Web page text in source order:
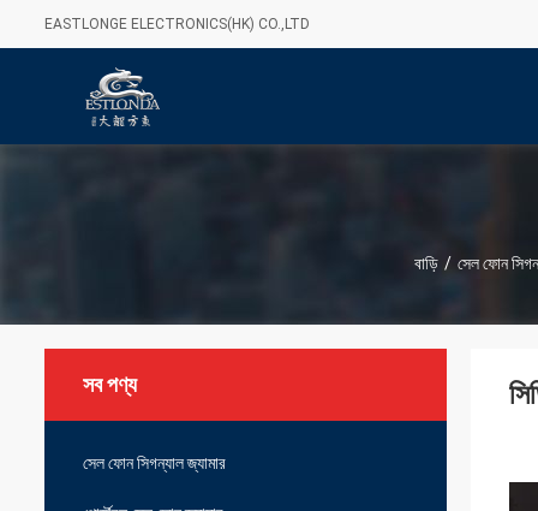
EASTLONGE ELECTRONICS(HK) CO.,LTD
বাড়ি / সেল ফোন
সব পণ্য
সেল ফোন সিগন্যাল জ্যামার